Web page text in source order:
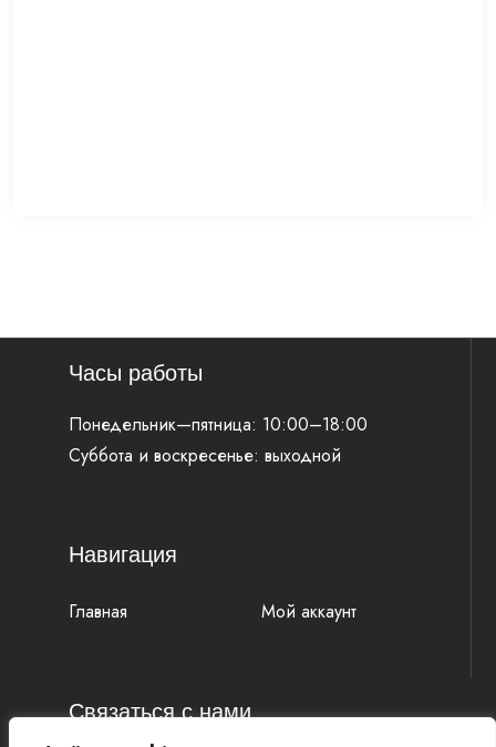
Часы работы
Понедельник—пятница: 10:00–18:00
Суббота и воскресенье: выходной
Навигация
Главная Мой аккаунт
Связаться с нами